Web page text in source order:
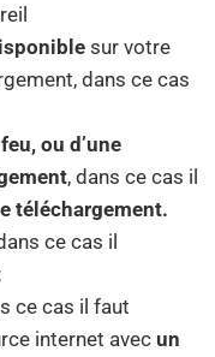
sur votre
dans ce cas
ou d’une
, dans ce cas il
téléchargement.
ce cas il
ce cas il faut
internet avec un